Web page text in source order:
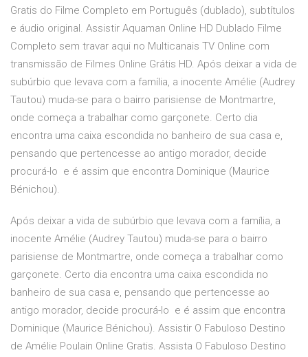
Gratis do Filme Completo em Português (dublado), subtítulos
e áudio original. Assistir Aquaman Online HD Dublado Filme
Completo sem travar aqui no Multicanais TV Online com
transmissão de Filmes Online Grátis HD. Após deixar a vida de
subúrbio que levava com a família, a inocente Amélie (Audrey
Tautou) muda-se para o bairro parisiense de Montmartre,
onde começa a trabalhar como garçonete. Certo dia
encontra uma caixa escondida no banheiro de sua casa e,
pensando que pertencesse ao antigo morador, decide
procurá-lo ­ e é assim que encontra Dominique (Maurice
Bénichou).
Após deixar a vida de subúrbio que levava com a família, a
inocente Amélie (Audrey Tautou) muda-se para o bairro
parisiense de Montmartre, onde começa a trabalhar como
garçonete. Certo dia encontra uma caixa escondida no
banheiro de sua casa e, pensando que pertencesse ao
antigo morador, decide procurá-lo ­ e é assim que encontra
Dominique (Maurice Bénichou). Assistir O Fabuloso Destino
de Amélie Poulain Online Gratis. Assista O Fabuloso Destino